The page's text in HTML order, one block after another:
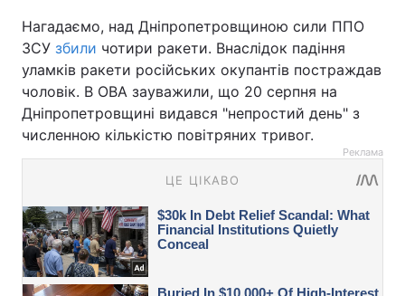
Нагадаємо, над Дніпропетровщиною сили ППО
ЗСУ збили чотири ракети. Внаслідок падіння
уламків ракети російських окупантів постраждав
чоловік. В ОВА зауважили, що 20 серпня на
Дніпропетровщині видався "непростий день" з
численною кількістю повітряних тривог.
Реклама